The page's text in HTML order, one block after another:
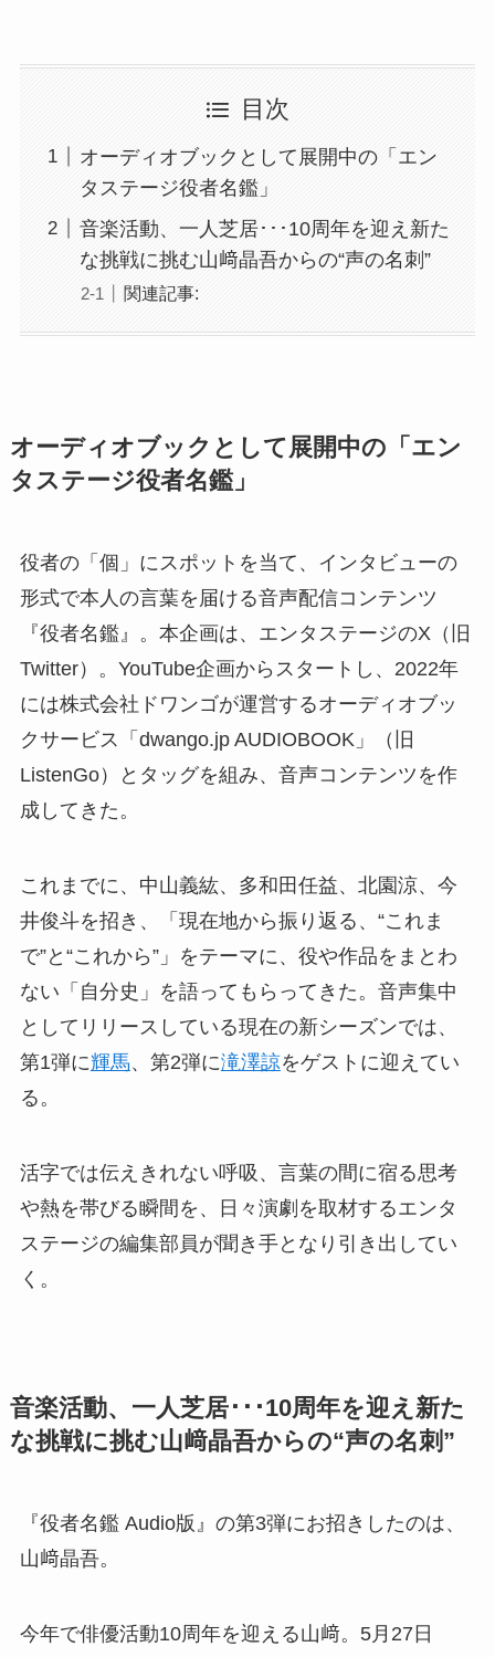
目次
オーディオブックとして展開中の「エン
タステージ役者名鑑」
音楽活動、一人芝居･･･10周年を迎え新た
な挑戦に挑む山﨑晶吾からの“声の名刺”
関連記事:
オーディオブックとして展開中の「エン
タステージ役者名鑑」
役者の「個」にスポットを当て、インタビューの
形式で本人の言葉を届ける音声配信コンテンツ
『役者名鑑』。本企画は、エンタステージのX（旧
Twitter）。YouTube企画からスタートし、2022年
には株式会社ドワンゴが運営するオーディオブッ
クサービス「dwango.jp AUDIOBOOK」（旧
ListenGo）とタッグを組み、音声コンテンツを作
成してきた。
これまでに、中山義紘、多和田任益、北園涼、今
井俊斗を招き、「現在地から振り返る、“これま
で”と“これから”」をテーマに、役や作品をまとわ
ない「自分史」を語ってもらってきた。音声集中
としてリリースしている現在の新シーズンでは、
第1弾に輝馬、第2弾に滝澤諒をゲストに迎えてい
る。
活字では伝えきれない呼吸、言葉の間に宿る思考
や熱を帯びる瞬間を、日々演劇を取材するエンタ
ステージの編集部員が聞き手となり引き出してい
く。
音楽活動、一人芝居･･･10周年を迎え新た
な挑戦に挑む山﨑晶吾からの“声の名刺”
『役者名鑑 Audio版』の第3弾にお招きしたのは、
山﨑晶吾。
今年で俳優活動10周年を迎える山﨑。5月27日